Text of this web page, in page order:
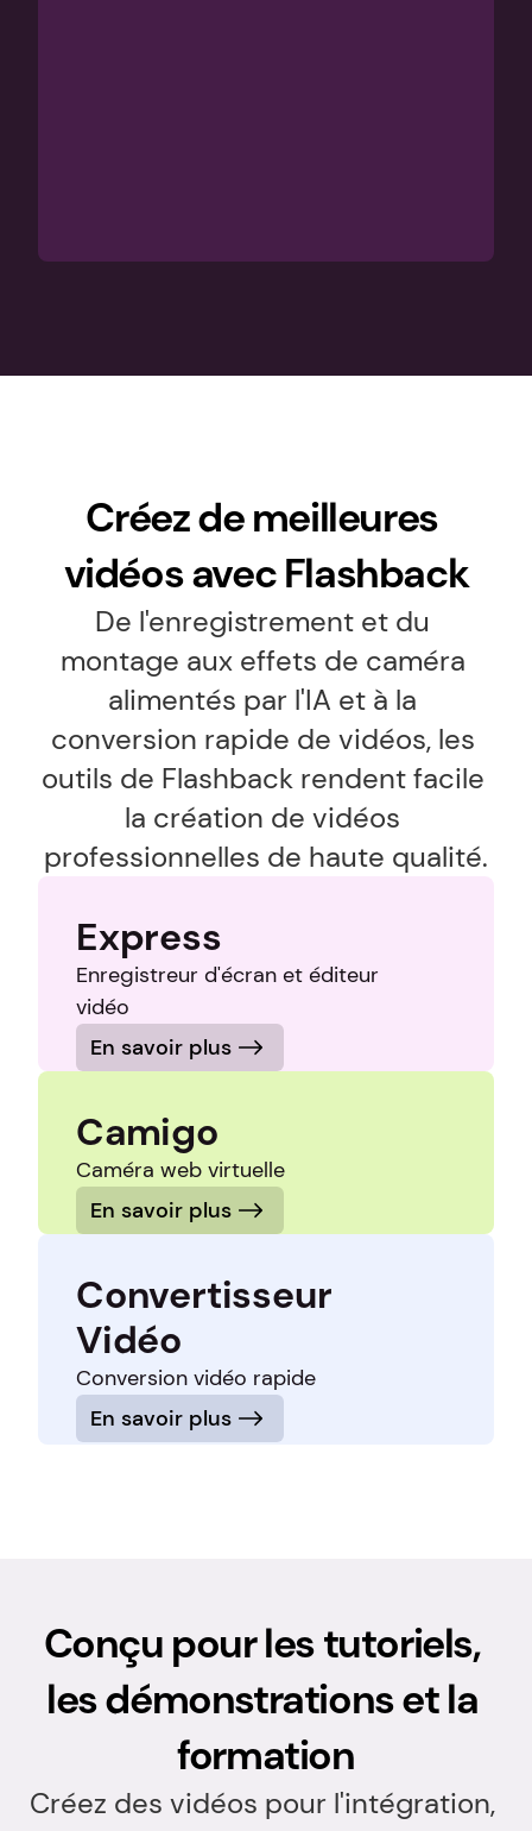
Créez de meilleures
vidéos avec Flashback
De l'enregistrement et du
montage aux effets de caméra
alimentés par l'IA et à la
conversion rapide de vidéos, les
outils de Flashback rendent facile
la création de vidéos
professionnelles de haute qualité.
Express
Enregistreur d'écran et éditeur
vidéo
En savoir plus
Camigo
Caméra web virtuelle
En savoir plus
Convertisseur
Vidéo
Conversion vidéo rapide
En savoir plus
Conçu pour les tutoriels,
les démonstrations et la
formation
Créez des vidéos pour l'intégration,